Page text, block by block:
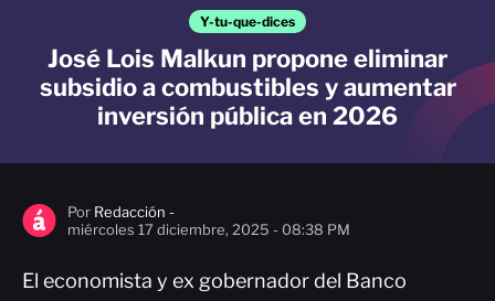
Y-tu-que-dices
José Lois Malkun propone eliminar
subsidio a combustibles y aumentar
inversión pública en 2026
Por Redacción -
miércoles 17 diciembre, 2025 - 08:38 PM
El economista y ex gobernador del Banco